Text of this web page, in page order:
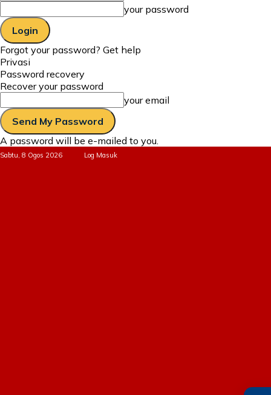
your password
Forgot your password? Get help
Privasi
Password recovery
Recover your password
your email
A password will be e-mailed to you.
Sabtu, 8 Ogos 2026 Log Masuk